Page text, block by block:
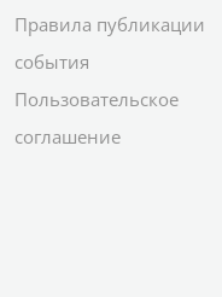
Правила публикации
события
Пользовательское
соглашение